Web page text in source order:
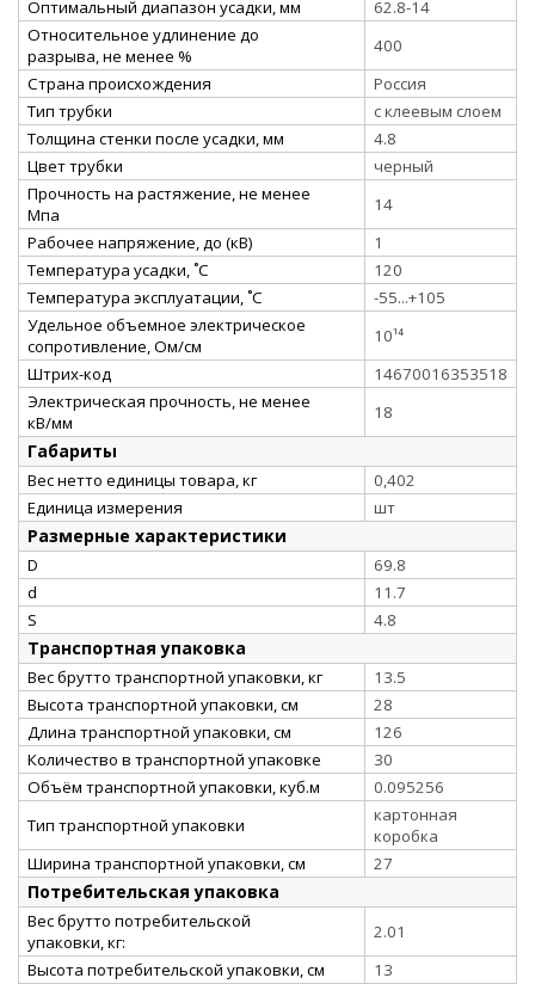
Оптимальный диапазон усадки, мм
62.8-14
Относительное удлинение до
разрыва, не менее %
400
Страна происхождения
Россия
Тип трубки
с клеевым слоем
Толщина стенки после усадки, мм
4.8
Цвет трубки
черный
Прочность на растяжение, не менее
Мпа
14
Рабочее напряжение, до (кВ)
1
Температура усадки, ˚С
120
Температура эксплуатации, ˚С
-55...+105
Удельное объемное электрическое
сопротивление, Ом/см
10¹⁴
Штрих-код
14670016353518
Электрическая прочность, не менее
кВ/мм
18
Габариты
Вес нетто единицы товара, кг
0,402
Единица измерения
шт
Размерные характеристики
D
69.8
d
11.7
S
4.8
Транспортная упаковка
Вес брутто транспортной упаковки, кг
13.5
Высота транспортной упаковки, см
28
Длина транспортной упаковки, см
126
Количество в транспортной упаковке
30
Объём транспортной упаковки, куб.м
0.095256
Тип транспортной упаковки
картонная
коробка
Ширина транспортной упаковки, см
27
Потребительская упаковка
Вес брутто потребительской
упаковки, кг:
2.01
Высота потребительской упаковки, см
13